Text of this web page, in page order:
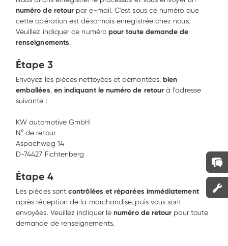
numéro de retour par e-mail. C'est sous ce numéro que
cette opération est désormais enregistrée chez nous.
Veuillez indiquer ce numéro pour toute demande de
renseignements.
Étape 3
Envoyez les pièces nettoyées et démontées, bien
emballées, en indiquant le numéro de retour à l'adresse
suivante :
KW automotive GmbH
N° de retour
Aspachweg 14
D-74427 Fichtenberg
Étape 4
Les pièces sont contrôlées et réparées immédiatement
après réception de la marchandise, puis vous sont
envoyées. Veuillez indiquer le numéro de retour pour toute
demande de renseignements.